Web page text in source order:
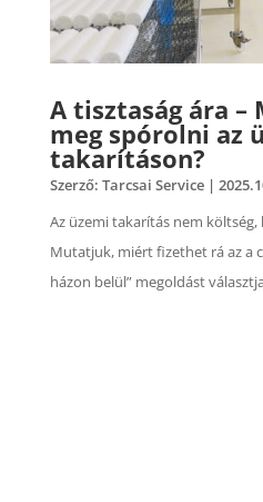
A tisztaság ára
meg spórolni az
takarításon?
Szerző: Tarcsai Service|
Az üzemi takarítás nem
Mutatjuk, miért fizethet rá az a
házon belül” megoldást